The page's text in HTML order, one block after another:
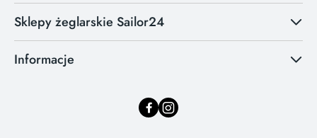
Sklepy żeglarskie Sailor24
Informacje